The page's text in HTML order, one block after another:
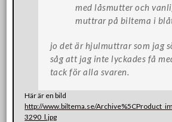
med låsmutter och
muttrar på biltema i
jo det är hjulmuttrar som jag
såg att jag inte lyckades få
tack för alla svaren.
Här är en bild
http://www.biltema.se/
3290_l.jpg